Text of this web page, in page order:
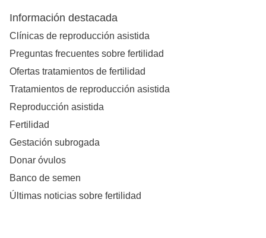
Información destacada
Clínicas de reproducción asistida
Preguntas frecuentes sobre fertilidad
Ofertas tratamientos de fertilidad
Tratamientos de reproducción asistida
Reproducción asistida
Fertilidad
Gestación subrogada
Donar óvulos
Banco de semen
Últimas noticias sobre fertilidad